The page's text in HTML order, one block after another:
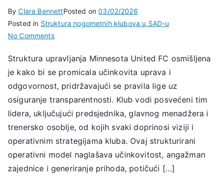
ByClara BennettPosted on03/02/2026
Posted in Struktura nogometnih klubova u SAD-u
No Commentson
United
FC:
Upravljanje
klubom,
Hijerarhija
vodstva,
Operativni
model
Struktura upravljanja Minnesota United FC osmišljena
je kako bi se promicala učinkovita uprava i
odgovornost, pridržavajući se pravila lige uz
osiguranje transparentnosti. Klub vodi posvećeni tim
lidera, uključujući predsjednika, glavnog menadžera i
trenersko osoblje, od kojih svaki doprinosi viziji i
operativnim strategijama kluba. Ovaj strukturirani
operativni model naglašava učinkovitost, angažman
zajednice i generiranje prihoda, potičući […]